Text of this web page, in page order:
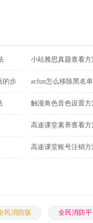
小站雅思真题查看
的步 acfun怎么移除黑名
触漫角色音色设置
高途课堂素养查看
高途课堂账号注销
民消防版 全民消防平